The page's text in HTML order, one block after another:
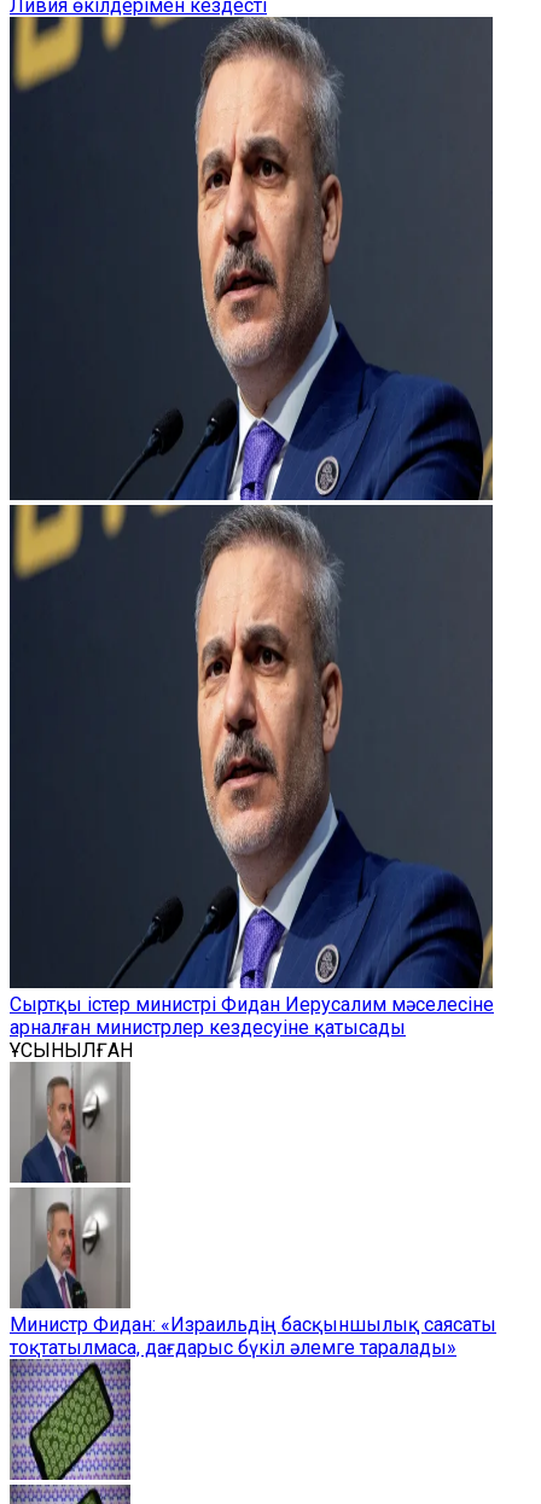
Ливия өкілдерімен кездесті
Сыртқы істер министрі Фидан Иерусалим мәселесіне
арналған министрлер кездесуіне қатысады
ҰСЫНЫЛҒАН
Министр Фидан: «Израильдің басқыншылық саясаты
тоқтатылмаса, дағдарыс бүкіл әлемге таралады»